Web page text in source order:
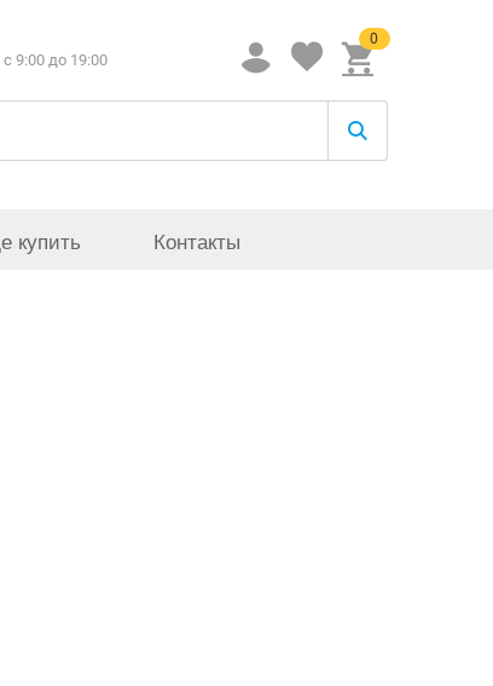
c 9:00 до 19:00
0
купить Контакты